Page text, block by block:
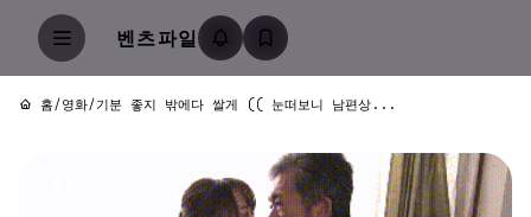
벤츠파일
홈/영화/기분 좋지 밖에다 쌀게 (( 눈떠보니 남편상...